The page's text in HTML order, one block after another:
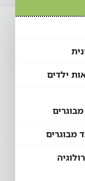
ילדים
מבוגרים